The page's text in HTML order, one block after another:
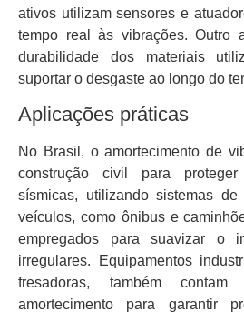
ativos utilizam sensores e
tempo real às vibrações. Outro
durabilidade dos materiais
suportar o desgaste ao longo do
Aplicações práticas
No Brasil, o amortecimento de
construção civil para
sísmicas, utilizando sistemas
veículos, como ônibus e
empregados para suavizar o
irregulares. Equipamentos
fresadoras, também
amortecimento para garantir